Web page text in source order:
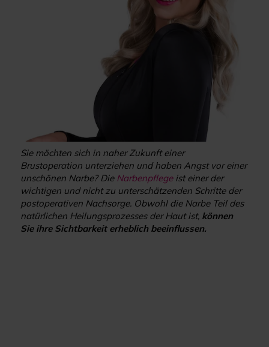
Sie möchten sich in naher Zukunft einer
Brustoperation unterziehen und haben Angst vor einer
unschönen Narbe? Die Narbenpflegeist einer der
wichtigen und nicht zu unterschätzenden Schritte der
postoperativen Nachsorge. Obwohl die Narbe Teil des
natürlichen Heilungsprozesses der Haut ist, können
Sie ihre Sichtbarkeit erheblich beeinflussen.